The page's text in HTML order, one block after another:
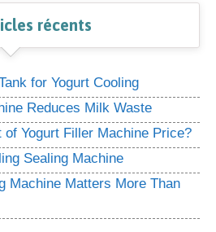
récents
for Yogurt Cooling
Reduces Milk Waste
Yogurt Filler Machine Price?
Sealing Machine
Machine Matters More Than